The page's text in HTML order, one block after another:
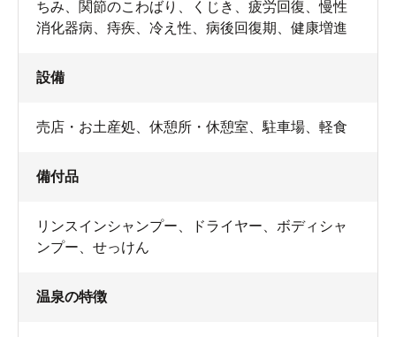
ちみ、関節のこわばり、くじき、疲労回復、慢性
消化器病、痔疾、冷え性、病後回復期、健康増進
設備
売店・お土産処 休憩所・休憩室 駐車場 軽食
備付品
リンスインシャンプー ドライヤー
ボディシャ
ンプー
せっけん
温泉の特徴